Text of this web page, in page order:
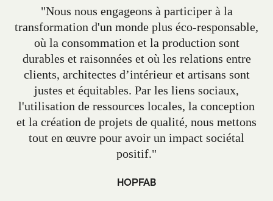
"Nous nous engageons à participer à la
transformation d'un monde plus éco-responsable,
où la consommation et la production sont
durables et raisonnées et où les relations entre
clients, architectes d’intérieur et artisans sont
justes et équitables. Par les liens sociaux,
l'utilisation de ressources locales, la conception
et la création de projets de qualité, nous mettons
tout en œuvre pour avoir un impact sociétal
positif."
HOPFAB